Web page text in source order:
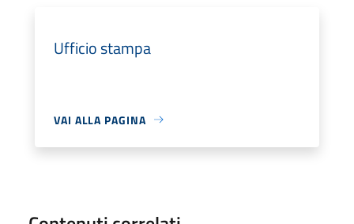
Ufficio stampa
VAI ALLA PAGINA